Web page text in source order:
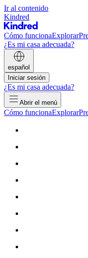
Ir al contenido
Kindred
Cómo funcionaExplorar
¿Es mi casa adecuada?
español
Iniciar sesión
¿Es mi casa adecuada?
Abrir el menú
Cómo funcionaExplorar